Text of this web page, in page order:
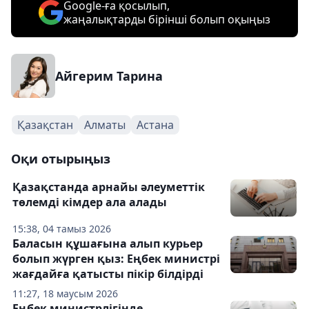
Google-ға қосылып,
жаңалықтарды бірінші болып оқыңыз
Айгерим Тарина
Қазақстан Алматы Астана
Оқи отырыңыз
15:38, 04 тамыз 2026
Қазақстанда арнайы әлеуметтік
төлемді кімдер ала алады
11:27, 18 маусым 2026
Баласын құшағына алып курьер
болып жүрген қыз: Еңбек министрі
жағдайға қатысты пікір білдірді